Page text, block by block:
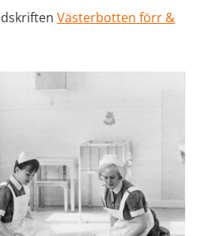
Västerbotten förr &